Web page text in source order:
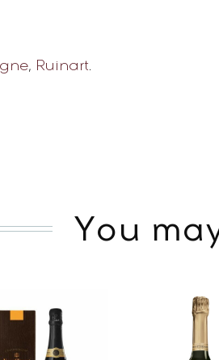
, Ruinart.
You